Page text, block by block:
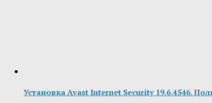
Установка Avast Internet Security 19.6.4546.